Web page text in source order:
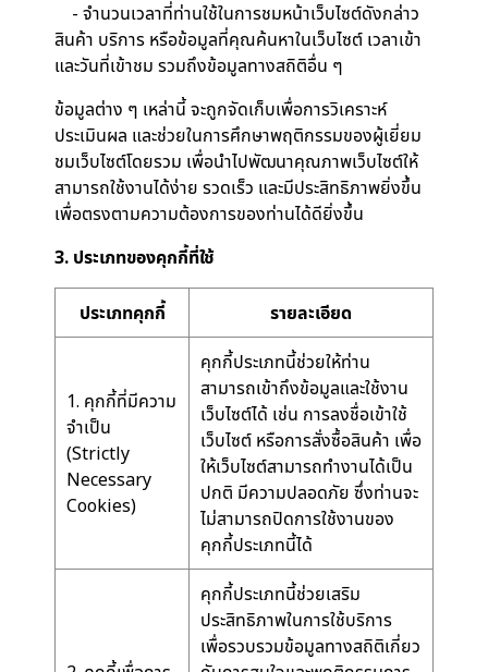
- จำนวนเวลาที่ท่านใช้ในการชมหน้าเว็บไซต์ดังกล่าว
สินค้า บริการ หรือข้อมูลที่คุณค้นหาในเว็บไซต์ เวลาเข้า
และวันที่เข้าชม รวมถึงข้อมูลทางสถิติอื่น ๆ
ข้อมูลต่าง ๆ เหล่านี้ จะถูกจัดเก็บเพื่อการวิเคราะห์
ประเมินผล และช่วยในการศึกษาพฤติกรรมของผู้เยี่ยม
ชมเว็บไซต์โดยรวม เพื่อนำไปพัฒนาคุณภาพเว็บไซต์ให้
สามารถใช้งานได้ง่าย รวดเร็ว และมีประสิทธิภาพยิ่งขึ้น
เพื่อตรงตามความต้องการของท่านได้ดียิ่งขึ้น
3. ประเภทของคุกกี้ที่ใช้
ประเภทคุกกี้ รายละเอียด
1. คุกกี้ที่มีความ
จำเป็น
(Strictly
Necessary
Cookies)
คุกกี้ประเภทนี้ช่วยให้ท่าน
สามารถเข้าถึงข้อมูลและใช้งาน
เว็บไซต์ได้ เช่น การลงชื่อเข้าใช้
เว็บไซต์ หรือการสั่งซื้อสินค้า เพื่อ
ให้เว็บไซต์สามารถทำงานได้เป็น
ปกติ มีความปลอดภัย ซึ่งท่านจะ
ไม่สามารถปิดการใช้งานของ
คุกกี้ประเภทนี้ได้
คุกกี้ประเภทนี้ช่วยเสริม
ประสิทธิภาพในการใช้บริการ
เพื่อรวบรวมข้อมูลทางสถิติเกี่ยว